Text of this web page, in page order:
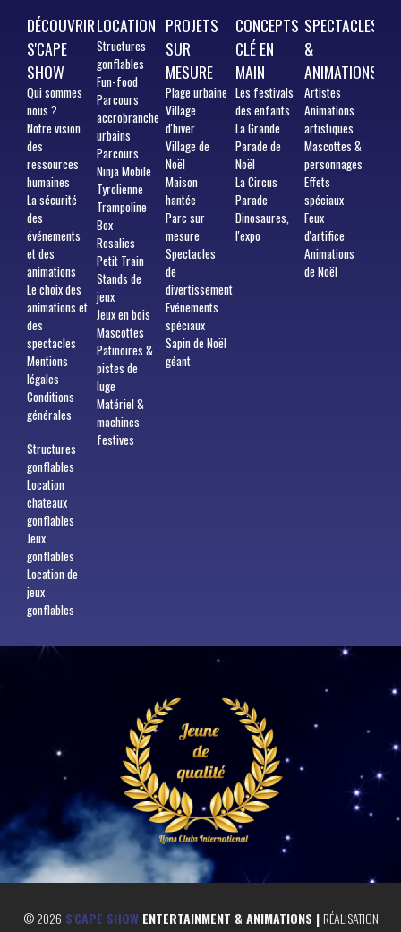
DÉCOUVRIR
S'CAPE
SHOW
Quisommes
nous ?
Notre vision
des
ressources
humaines
La sécurité
des
événements
et des
animations
Le choix des
animations et
des
spectacles
Mentions
légales
Conditions
générales
Structures
gonflables
Location
chateaux
gonflables
Jeux
gonflables
Location de
jeux
gonflables
LOCATION
Structures
gonflables
Fun-food
Parcours
accrobranche
urbains
Parcours
Ninja Mobile
Tyrolienne
Trampoline
Box
Rosalies
Petit Train
Stands de
jeux
Jeux en bois
Mascottes
Patinoires &
pistes de
luge
Matériel &
machines
festives
PROJETS
SUR
MESURE
Plage urbaine
Village
d'hiver
Village de
Noël
Maison
hantée
Parc sur
mesure
Spectacles
de
divertissement
Evénements
spéciaux
Sapin de Noël
géant
CONCEPTS
CLÉ EN
MAIN
Les festivals
des enfants
La Grande
Parade de
Noël
La Circus
Parade
Dinosaures,
l'expo
SPECTACLES
&
ANIMATIONS
Artistes
Animations
artistiques
Mascottes &
personnages
Effets
spéciaux
Feux
d'artifice
Animations
de Noël
©2026 S'CAPE SHOWENTERTAINMENT & ANIMATIONS | RÉALISATION